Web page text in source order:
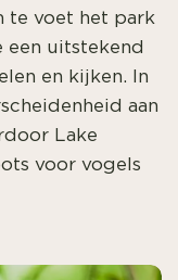
te voet het park
een uitstekend
en kijken. In
aan
Lake
voor vogels